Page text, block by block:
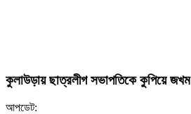
কুলাউড়ায় ছাত্রলীগ সভাপতিকে কুপিয়ে জখম
আপডেট: